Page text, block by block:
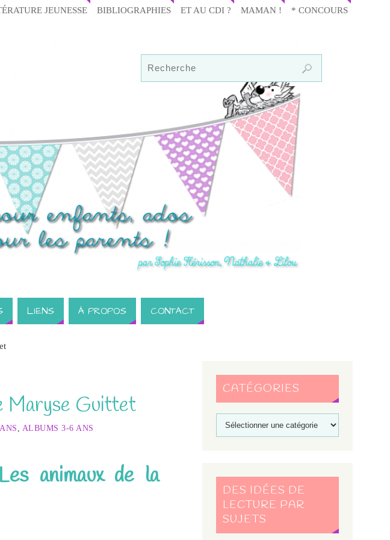
JEUNESSE BIBLIOGRAPHIES ET AU CDI ? MAMAN ! * CONCOURS
LIENS À PROPOS CONTACT
Maryse Guittet
ALBUMS 3-6 ANS
animaux de la
CATÉGORIES
DES IDÉES DE
LECTURE PAR
SUJETS